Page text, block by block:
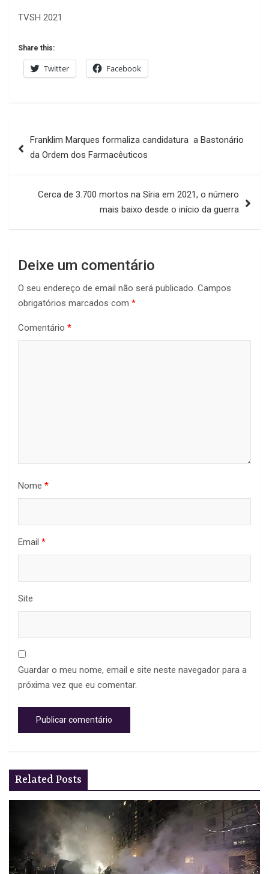
TVSH 2021
Share this:
Twitter Facebook
de
Franklim Marques formaliza candidatura a Bastonário
da Ordem dos Farmacêuticos
Cerca de 3.700 mortos na Síria em 2021, o número
mais baixo desde o início da guerra
Deixe um comentário
O seu endereço de email não será publicado. Campos
obrigatórios marcados com *
Comentário *
Nome *
Email *
Site
Guardar o meu nome, email e site neste navegador para a
próxima vez que eu comentar.
Related Posts